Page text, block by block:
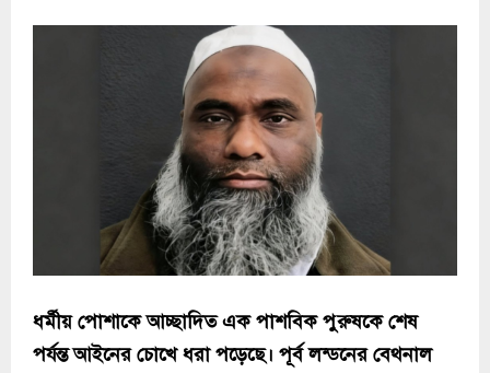
ধর্মীয় পোশাকে আচ্ছাদিত এক পাশবিক পুরুষকে শেষ
পর্যন্ত আইনের চোখে ধরা পড়েছে। পূর্ব লন্ডনের বেথনাল